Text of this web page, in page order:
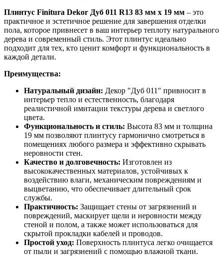
Плинтус Finitura Dekor Дуб 011 R13 83 мм х 19 мм – это
практичное и эстетичное решение для завершения отделки
пола, которое привнесет в ваш интерьер теплоту натурального
дерева и современный стиль. Этот плинтус идеально
подходит для тех, кто ценит комфорт и функциональность в
каждой детали.
Преимущества:
Натуральный дизайн: Декор "Дуб 011" привносит в
интерьер тепло и естественность, благодаря
реалистичной имитации текстуры дерева и светлого
цвета.
Функциональность и стиль: Высота 83 мм и толщина
19 мм позволяют плинтусу гармонично смотреться в
помещениях любого размера и эффективно скрывать
неровности стен.
Качество и долговечность: Изготовлен из
высококачественных материалов, устойчивых к
воздействию влаги, механическим повреждениям и
выцветанию, что обеспечивает длительный срок
службы.
Практичность: Защищает стены от загрязнений и
повреждений, маскирует щели и неровности между
стеной и полом, а также может использоваться для
скрытой прокладки кабелей и проводов.
Простой уход: Поверхность плинтуса легко очищается
от пыли и загрязнений с помощью влажной ткани.